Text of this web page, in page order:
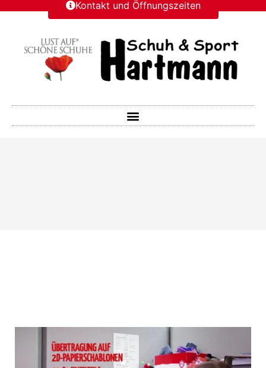
Kontakt und Öffnungszeiten